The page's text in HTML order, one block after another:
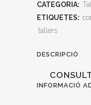
CATEGORIA:
ETIQUETES:
tallers
DESCRIPCIÓ
INFORMACIÓ